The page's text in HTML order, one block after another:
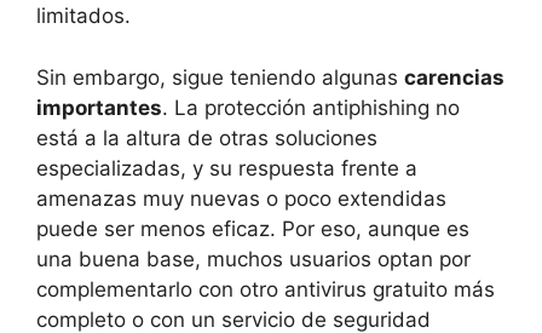
limitados.
Sin embargo, sigue teniendo algunas carencias
importantes. La protección antiphishing no
está a la altura de otras soluciones
especializadas, y su respuesta frente a
amenazas muy nuevas o poco extendidas
puede ser menos eficaz. Por eso, aunque es
una buena base, muchos usuarios optan por
complementarlo con otro antivirus gratuito más
completo o con un servicio de seguridad